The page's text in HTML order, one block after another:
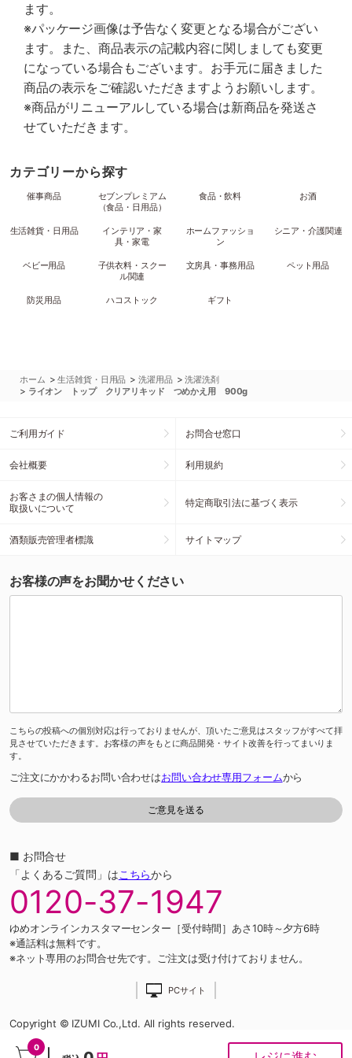
0
ます。
※パッケージ画像は予告なく変更となる場合がござい
ます。また、商品表示の記載内容に関しましても変更
になっている場合もございます。お手元に届きました
商品の表示をご確認いただきますようお願いします。
※商品がリニューアルしている場合は新商品を発送さ
せていただきます。
カテゴリーから探す
催事商品
セブンプレミアム
（食品・日用品）
食品・飲料 お酒
生活雑貨・日用品
インテリア・家
具・家電
ホームファッショ
ン
シニア・介護関連
ベビー用品
子供衣料・スクー
ル関連
文房具・事務用品 ペット用品
防災用品 ハコストック ギフト
ホーム >生活雑貨・日用品 >洗濯用品 >洗濯洗剤
> ライオン トップ クリアリキッド つめかえ用 900g
ご利用ガイド お問合せ窓口
会社概要 利用規約
お客さまの個人情報の
取扱いについて
特定商取引法に基づく表示
酒類販売管理者標識 サイトマップ
お客様の声をお聞かせください
こちらの投稿への個別対応は行っておりませんが、頂いたご意見はスタッフがすべて拝
見させていただきます。お客様の声をもとに商品開発・サイト改善を行ってまいりま
す。
ご注文にかかわるお問い合わせはお問い合わせ専用フォームから
■ お問合せ
「よくあるご質問」はこちらから
0120-37-1947
ゆめオンラインカスタマーセンター［受付時間］あさ10時～夕方6時
※通話料は無料です。
※ネット専用のお問合せ先です。ご注文は受け付けておりません。
PCサイト
Copyright © IZUMI Co.,Ltd. All rights reserved.